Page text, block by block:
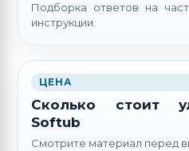
Подборка ответов на
инструкции.
ЦЕНА
Сколько стоит
Softub
Смотрите материал перед